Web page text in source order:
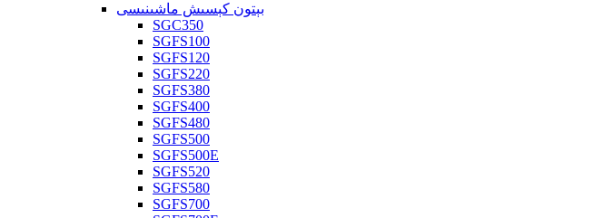
بېتون كېسىش ماشىنىسى
SGC350
SGFS100
SGFS120
SGFS220
SGFS380
SGFS400
SGFS480
SGFS500
SGFS500E
SGFS520
SGFS580
SGFS700